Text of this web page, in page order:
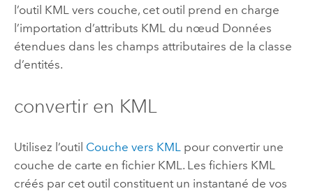
l’outil KML vers couche, cet outil prend en charge
l’importation d’attributs KML du nœud Données
étendues dans les champs attributaires de la classe
d’entités.
convertir en KML
Utilisez l’outil Couche vers KML pour convertir une
couche de carte en fichier KML. Les fichiers KML
créés par cet outil constituent un instantané de vos